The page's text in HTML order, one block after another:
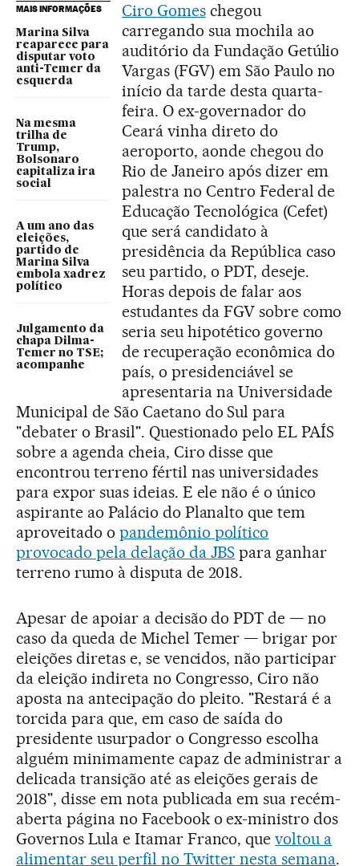
MAIS INFORMAÇÕES
Marina Silva
reaparece para
disputar voto
anti-Temer da
esquerda
Na mesma
trilha de
Trump,
Bolsonaro
capitaliza ira
social
A um ano das
eleições,
partido de
Marina Silva
embola xadrez
político
Julgamento da
chapa Dilma-
Temer no TSE;
acompanhe
Ciro Gomeschegou
carregando sua mochila ao
auditório da Fundação Getúlio
Vargas (FGV) em São Paulo no
início da tarde desta quarta-
feira. O ex-governador do
Ceará vinha direto do
aeroporto, aonde chegou do
Rio de Janeiro após dizer em
palestra no Centro Federal de
Educação Tecnológica (Cefet)
que será candidato à
presidência da República caso
seu partido, o PDT, deseje.
Horas depois de falar aos
estudantes da FGV sobre como
seria seu hipotético governo
de recuperação econômica do
país, o presidenciável se
apresentaria na Universidade
Municipal de São Caetano do Sul para
"debater o Brasil". Questionado pelo EL PAÍS
sobre a agenda cheia, Ciro disse que
encontrou terreno fértil nas universidades
para expor suas ideias. E ele não é o único
aspirante ao Palácio do Planalto que tem
aproveitado o pandemônio político
provocado pela delação da JBS para ganhar
terreno rumo à disputa de 2018.
Apesar de apoiar a decisão do PDT de — no
caso da queda de Michel Temer — brigar por
eleições diretas e, se vencidos, não participar
da eleição indireta no Congresso, Ciro não
aposta na antecipação do pleito. "Restará é a
torcida para que, em caso de saída do
presidente usurpador o Congresso escolha
alguém minimamente capaz de administrar a
delicada transição até as eleições gerais de
2018", disse em nota publicada em sua recém-
aberta página no Facebook o ex-ministro dos
Governos Lula e Itamar Franco, quevoltou a
alimentar seu perfil no Twitter nesta semana.